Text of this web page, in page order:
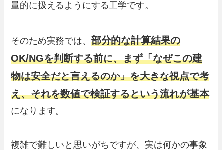
量的に扱えるようにする工学です。
そのため実務では、部分的な計算結果の
OK/NGを判断する前に、まず「なぜこの建
物は安全だと言えるのか」を大きな視点で考
え、それを数値で検証するという流れが基本
になります。
複雑で難しいと思いがちですが、実は何かの事象